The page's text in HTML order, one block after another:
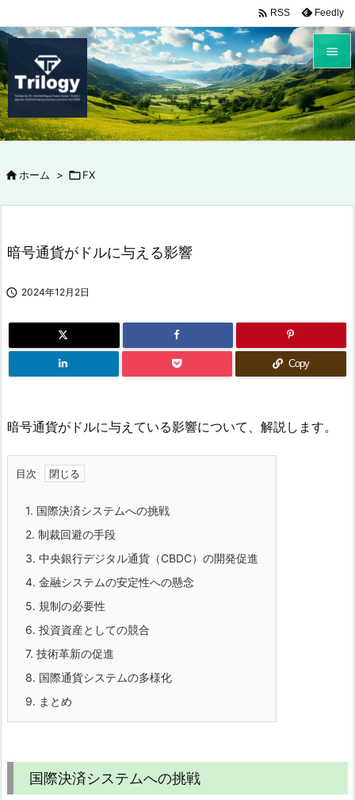


メニュ

サイド

 RSS Feedly
ホーム > FX
暗号通貨がドルに与える影響
 2024年12月2日
Copy
暗号通貨がドルに与えている影響について、解説します。
目次
1. 国際決済システムへの挑戦
2. 制裁回避の手段
3. 中央銀行デジタル通貨（CBDC）の開発促進
4. 金融システムの安定性への懸念
5. 規制の必要性
6. 投資資産としての競合
7. 技術革新の促進
8. 国際通貨システムの多様化
9. まとめ
国際決済システムへの挑戦